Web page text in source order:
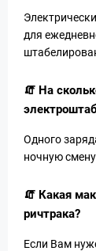
для
🧯 На
Одного
ночную
🧯 Какая
ричтрака?
Если Вам